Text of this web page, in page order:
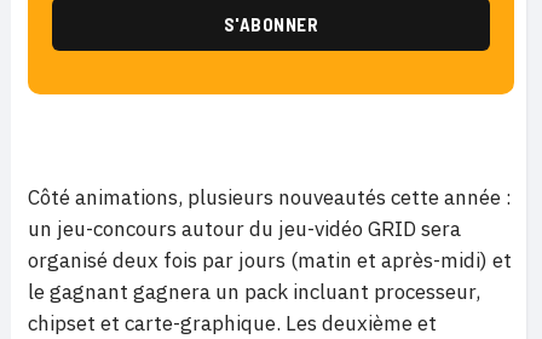
Côté animations, plusieurs nouveautés cette année :
un jeu-concours autour du jeu-vidéo GRID sera
organisé deux fois par jours (matin et après-midi) et
le gagnant gagnera un pack incluant processeur,
chipset et carte-graphique. Les deuxième et